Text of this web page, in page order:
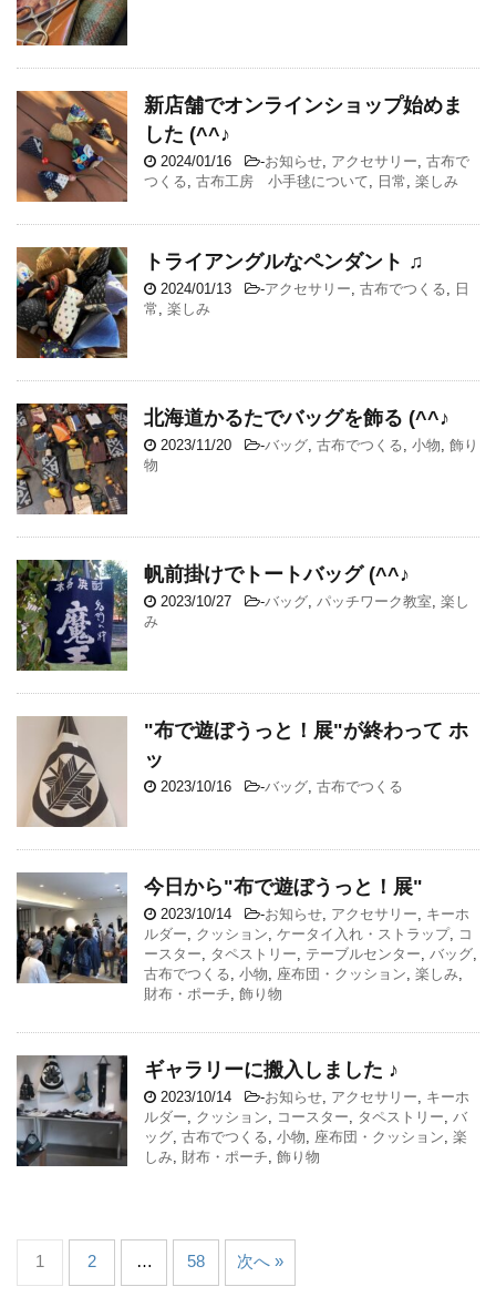
新店舗でオンラインショップ始めま
した (^^♪
2024/01/16 -お知らせ アクセサリー 古布で
つくる 古布工房 小手毬について 日常 楽しみ
トライアングルなペンダント ♫
2024/01/13 -アクセサリー 古布でつくる
日
常 楽しみ
北海道かるたでバッグを飾る (^^♪
2023/11/20 -バッグ 古布でつくる 小物 飾り
物
帆前掛けでトートバッグ (^^♪
2023/10/27 -バッグ パッチワーク教室 楽し
み
"布で遊ぼうっと！展"が終わって ホ
ッ
2023/10/16 -バッグ 古布でつくる
今日から"布で遊ぼうっと！展"
2023/10/14 -お知らせ アクセサリー
キーホ
ルダー
クッション ケータイ入れ・ストラップ, コ
ースター
タペストリー テーブルセンター バッグ
古布でつくる 小物 座布団・クッション 楽しみ
財布・ポーチ 飾り物
ギャラリーに搬入しました ♪
2023/10/14 -お知らせ アクセサリー
キーホ
ルダー
クッション コースター タペストリー
バ
ッグ 古布でつくる 小物 座布団・クッション 楽
しみ 財布・ポーチ 飾り物
1 2 … 58 次へ »